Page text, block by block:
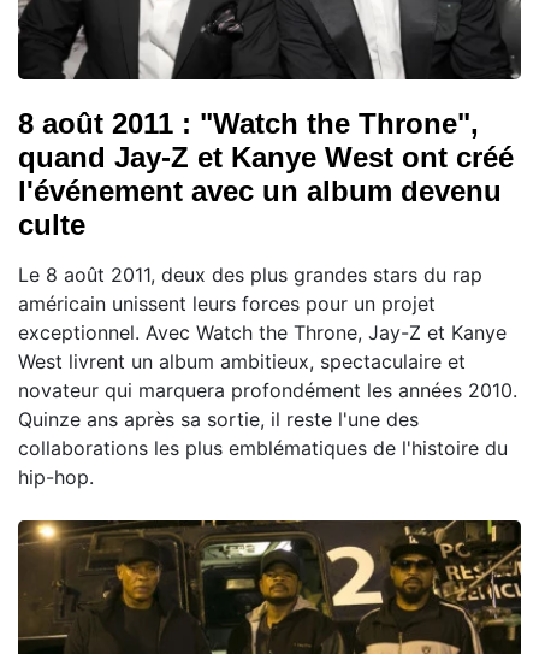
8 août 2011 : "Watch the Throne",
quand Jay-Z et Kanye West ont créé
l'événement avec un album devenu
culte
Le 8 août 2011, deux des plus grandes stars du rap
américain unissent leurs forces pour un projet
exceptionnel. Avec Watch the Throne, Jay-Z et Kanye
West livrent un album ambitieux, spectaculaire et
novateur qui marquera profondément les années 2010.
Quinze ans après sa sortie, il reste l'une des
collaborations les plus emblématiques de l'histoire du
hip-hop.